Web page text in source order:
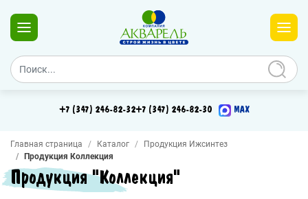
+7 (347) 246-82-32+7 (347) 246-82-30 MAX
Главная страница Каталог
Продукция Ижсинтез
Продукция Коллекция
Продукция "Коллекция"